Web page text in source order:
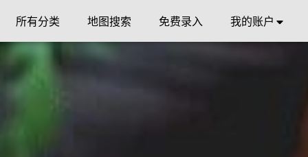
所有分类 地图搜索 免费录入 我的账户